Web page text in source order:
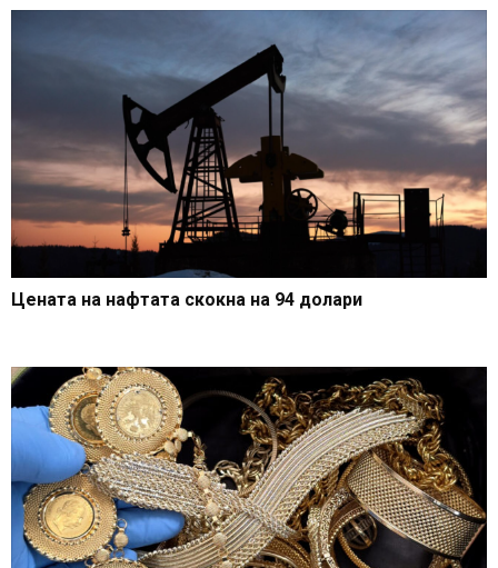
Цената на нафтата скокна на 94 долари